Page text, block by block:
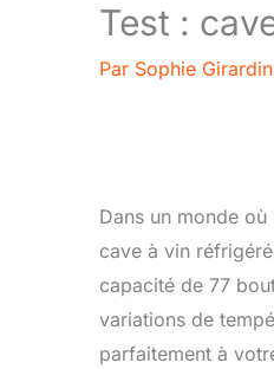
Test :
Par Sophie Girardin
Dans un monde
cave à vin
capacité de 77
variations de
parfaitement à